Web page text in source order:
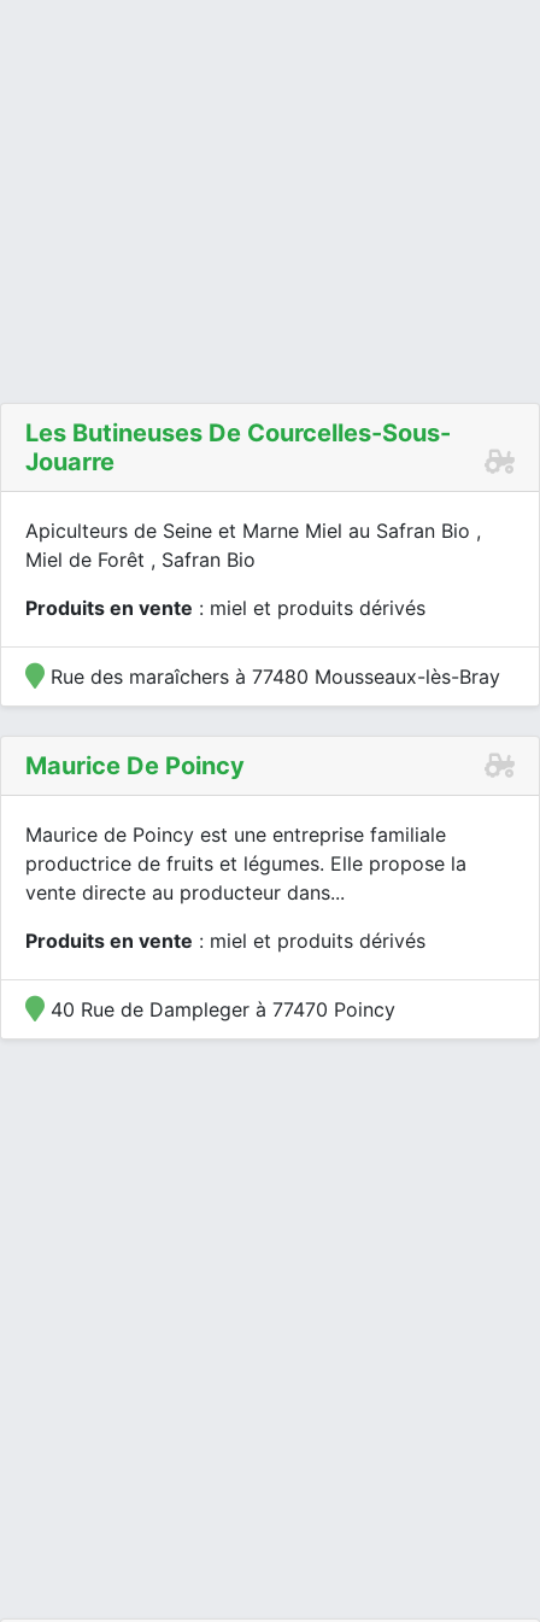
Les Butineuses De Courcelles-Sous-
Jouarre
Apiculteurs de Seine et Marne Miel au Safran Bio ,
Miel de Forêt , Safran Bio
Produits en vente : miel et produits dérivés
Rue des maraîchers à 77480 Mousseaux-lès-Bray
Maurice De Poincy
Maurice de Poincy est une entreprise familiale
productrice de fruits et légumes. Elle propose la
vente directe au producteur dans...
Produits en vente : miel et produits dérivés
40 Rue de Dampleger à 77470 Poincy